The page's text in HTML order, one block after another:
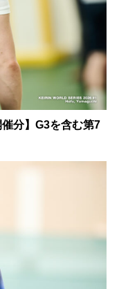
分】G3を含む第7